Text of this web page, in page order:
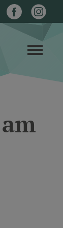
FacebookInstagram
Menü